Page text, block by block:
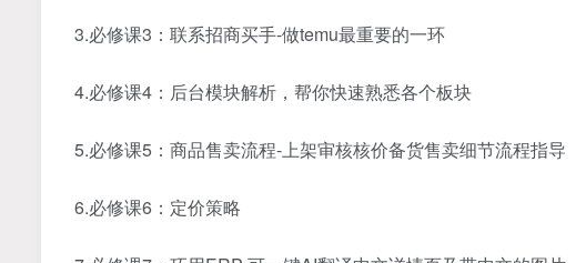
3.必修课3：联系招商买手-做temu最重要的一环
4.必修课4：后台模块解析，帮你快速熟悉各个板块
5.必修课5：商品售卖流程-上架审核核价备货售卖细节流程指导
6.必修课6：定价策略